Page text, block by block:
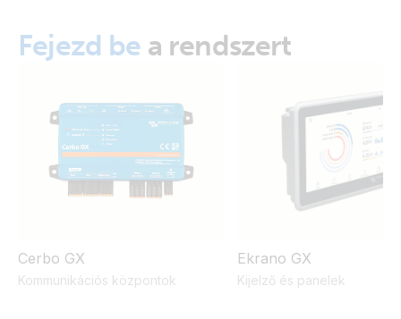
GX IO-Extender 150 (side2)
GX IO-Extender 150 (top)
GX IO-Extender 150 (front-angle)
Fejezd be a rendszert
Cerbo GX
Kommunikációs központok
Ekrano GX
Kijelző és panelek